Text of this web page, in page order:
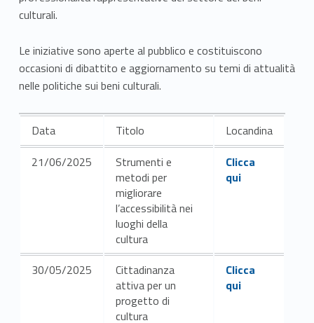
e
n
z
e
e
r
culturali.
Le iniziative sono aperte al pubblico e costituiscono
occasioni di dibattito e aggiornamento su temi di attualità
nelle politiche sui beni culturali.
Data Titolo
Locandina
21/06/2025
Strumenti e
metodi per
migliorare
l’accessibilità nei
luoghi della
cultura
Link identifier #identifier__89619-1
Clicca
qui
30/05/2025
Cittadinanza
attiva per un
progetto di
cultura
Link identifier #identifier__165711-2
Clicca
qui